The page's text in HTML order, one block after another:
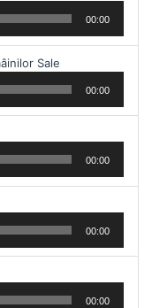
00:00
Sale
00:00
00:00
00:00
00:00